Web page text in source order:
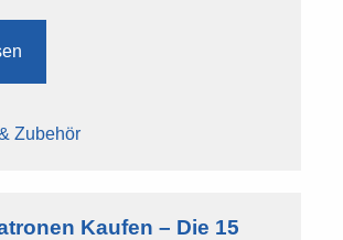
Zubehör
Kaufen – Die 15